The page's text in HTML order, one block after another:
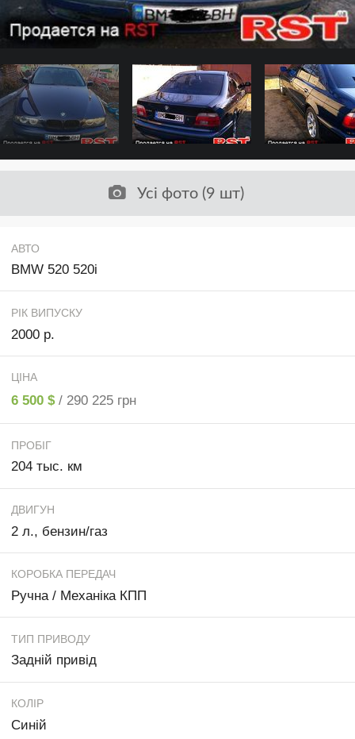
Усі фото (9 шт)
АВТО
BMW 520 520i
РІК ВИПУСКУ
2000 р.
ЦІНА
6 500 $ / 290 225 грн
ПРОБІГ
204 тыс. км
ДВИГУН
2 л., бензин/газ
КОРОБКА ПЕРЕДАЧ
Ручна / Механіка КПП
ТИП ПРИВОДУ
Задній привід
КОЛІР
Синій